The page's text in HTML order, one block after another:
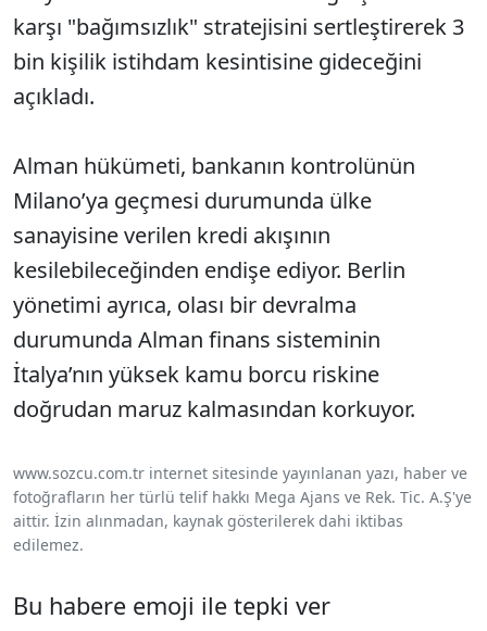
karşı "bağımsızlık" stratejisini sertleştirerek 3
bin kişilik istihdam kesintisine gideceğini
açıkladı.
Alman hükümeti, bankanın kontrolünün
Milano’ya geçmesi durumunda ülke
sanayisine verilen kredi akışının
kesilebileceğinden endişe ediyor. Berlin
yönetimi ayrıca, olası bir devralma
durumunda Alman finans sisteminin
İtalya’nın yüksek kamu borcu riskine
doğrudan maruz kalmasından korkuyor.
www.sozcu.com.tr internet sitesinde yayınlanan yazı, haber ve
fotoğrafların her türlü telif hakkı Mega Ajans ve Rek. Tic. A.Ş'ye
aittir. İzin alınmadan, kaynak gösterilerek dahi iktibas
edilemez.
Bu habere emoji ile tepki ver